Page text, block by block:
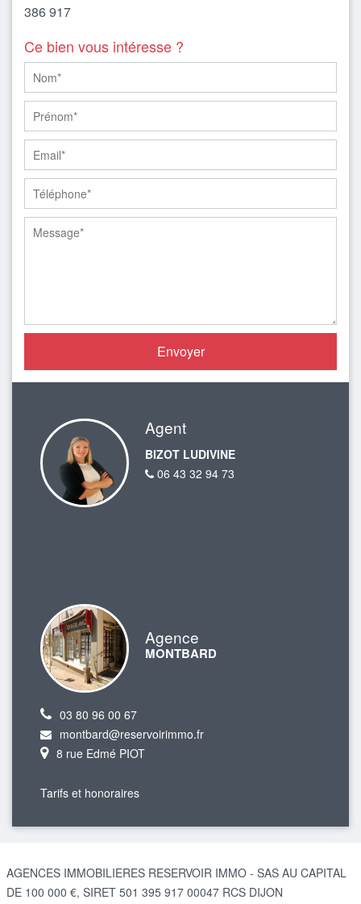
386 917
Ce bien vous intéresse ?
Agent
BIZOT LUDIVINE
06 43 32 94 73
Agence
MONTBARD
03 80 96 00 67
montbard@reservoirimmo.fr
8 rue Edmé PIOT
Tarifs et honoraires
AGENCES IMMOBILIERES RESERVOIR IMMO - SAS AU CAPITAL
DE 100 000 €, SIRET 501 395 917 00047 RCS DIJON